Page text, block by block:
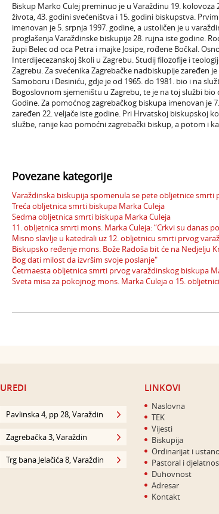
Biskup Marko Culej preminuo je u Varaždinu 19.
života, 43. godini svećeništva i 15. godini biskupstva.
imenovan je 5. srpnja 1997. godine, a ustoličen je u
proglašenja Varaždinske biskupije 28. rujna iste godine.
župi Belec od oca Petra i majke Josipe, rođene Bočkal.
Interdijecezanskoj školi u Zagrebu. Studij filozofije i
Zagrebu. Za svećenika Zagrebačke nadbiskupije zaređen
Samoboru i Desiniću, gdje je od 1965. do 1981. bio i na
Bogoslovnom sjemeništu u Zagrebu, te je na toj službi
Godine. Za pomoćnog zagrebačkog biskupa imenovan je
zaređen 22. veljače iste godine. Pri Hrvatskoj biskupskoj
službe, ranije kao pomoćni zagrebački biskup, a potom i
Povezane kategorije
Varaždinska biskupija spomenula se pete obljetnice smrti
Treća obljetnica smrti biskupa Marka Culeja
Sedma obljetnica smrti biskupa Marka Culeja
11. obljetnica smrti mons. Marka Culeja: “Crkvi su danas
Misno slavlje u katedrali uz 12. obljetnicu smrti prvog
Biskupsko ređenje mons. Bože Radoša bit će na Nedjelju
Bog dati milost da izvršim svoje poslanje"
Četrnaesta obljetnica smrti prvog varaždinskog biskupa
Sveta misa za pokojnog mons. Marka Culeja o 15.
UREDI
Pavlinska 4, pp 28, Varaždin
Zagrebačka 3, Varaždin
Trg bana Jelačića 8, Varaždin
LINKOVI
Naslovna
TEK
Vijesti
Biskupija
Ordinarijat i
Pastoral i
Duhovnost
Adresar
Kontakt